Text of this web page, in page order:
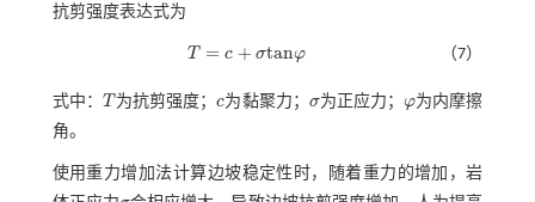
抗剪强度表达式为
T = c + σtanφ
T= c+ σt anφ （7）
式中： T
T 为抗剪强度；c
c为黏聚力； σ
σ为正应力；φ
φ为内摩擦
角。
使用重力增加法计算边坡稳定性时，随着重力的增加，岩